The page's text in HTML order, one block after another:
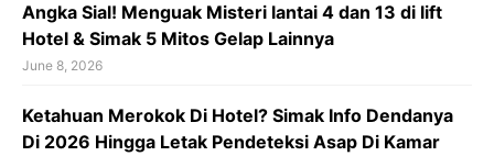
Angka Sial! Menguak Misteri lantai 4 dan 13 di lift
Hotel & Simak 5 Mitos Gelap Lainnya
June 8, 2026
Ketahuan Merokok Di Hotel? Simak Info Dendanya
Di 2026 Hingga Letak Pendeteksi Asap Di Kamar